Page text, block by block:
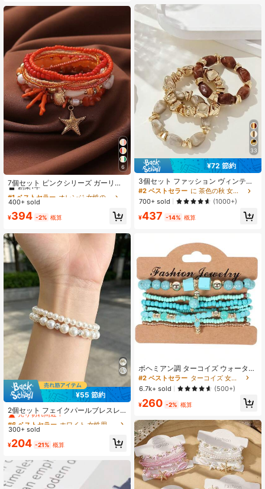
6
7個セット ピンクシリーズ ガーリー
ビーチバケーションスタイル シェ
ル、ヒトデ&ビーズ エラスティック
ション&日常着に適しています(ハン
ドメイドビーズ、ビーズの量と配列
位置はランダム)、ボヘミアンシック
#1 ベストセラー
オレンジ 女性のブレスレット
創業1年
#1 ベストセラー
創業1年
#1 ベストセラー
創業1年
#1 ベストセラー
400+ sold
¥394 -2% 概算
¥55 節約
2個セット フェイクパールブレスレ
ット、エレガントで多用途なフェイ
クパールビーズブレスレット、かわ
ー、調整可能なエラスティックブレ
ーのギフト、女性と女の子に適して
おり、あらゆるシーンに対応
#6 ベストセラー
ホワイト 女性用のブレスレットセット
売り切れ間近！
#6 ベストセラー
売り切れ間近！
#6 ベストセラー
売り切れ間近！
#6 ベストセラー
ホワイト 女性用のブレスレットセット
売り切れ間近！
300+ sold
¥204 -21% 概算
33
¥72 節約
3個セット ファッション ヴィンテー
ジ 誇張されたボヘミアン 厚手 マル
チレイヤー ブラウン アクリルビーズ
ブレスレット レディース、ボヘミア
ンシック
#2 ベストセラー
に 茶色の秋 女性のブレスレット
700+ sold
(1000+)
¥437 -14% 概算
ボヘミアン調 ターコイズ ウォーター
ドロップ ビーズブレスレット 8個セ
ット、デイリーウェア レディース用
ブレスレットセット
#2 ベストセラー
ターコイズ 女性のブレスレット
6.7k+ sold
(500+)
¥260 -2% 概算